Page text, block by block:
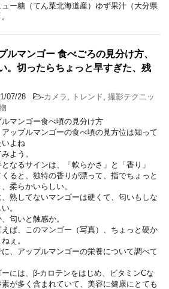
ュー糖（てん菜北海道産）ゆず果汁（大分県
ルマンゴー 食べごろの見分け方、
。切ったらちょっと早すぎた、残
07/28 -カメラ トレンド 撮影テクニッ
ルマンゴー食べ頃の見分け方
ップルマンゴーの食べ頃の見方位は知って
いよね
よう。
なるサインは、「軟らかさ」と「香り」
ると、独特の香りが漂って、指でちょっと
柔らかいらしい。
、熟してないマンゴーは硬くて、匂いもしな
。
匂いと触感か。
えば、このマンゴー（写真）、ちょっと硬か
ぇ。
、アップルマンゴーの栄養について調べて
ーには、β-カロテンをはじめ、ビタミンCな
素が多く含まれていて、美容に健康にとても